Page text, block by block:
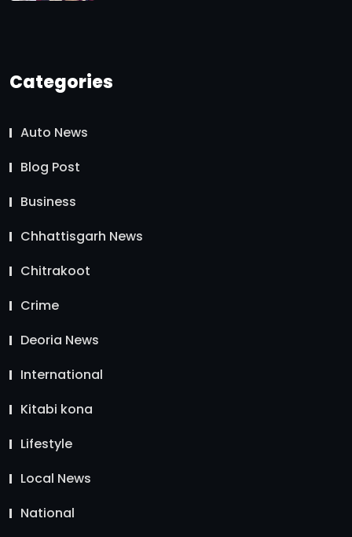
Categories
Auto News
Blog Post
Business
Chhattisgarh News
Chitrakoot
Crime
Deoria News
International
Kitabi kona
Lifestyle
Local News
National